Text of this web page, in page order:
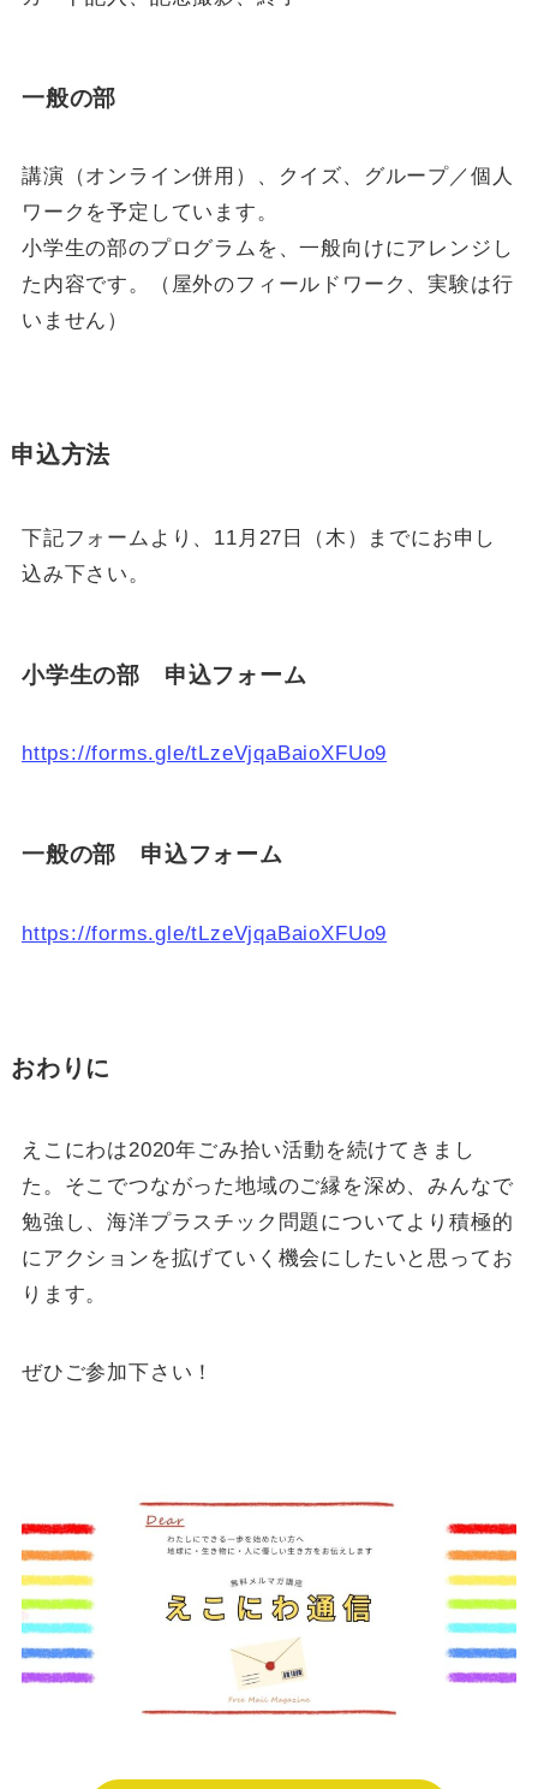
一般の部
講演（オンライン併用）、クイズ、グループ／個人
ワークを予定しています。
小学生の部のプログラムを、一般向けにアレンジし
た内容です。（屋外のフィールドワーク、実験は行
いません）
申込方法
下記フォームより、11月27日（木）までにお申し
込み下さい。
小学生の部 申込フォーム
https://forms.gle/tLzeVjqaBaioXFUo9
一般の部 申込フォーム
https://forms.gle/tLzeVjqaBaioXFUo9
おわりに
えこにわは2020年ごみ拾い活動を続けてきまし
た。そこでつながった地域のご縁を深め、みんなで
勉強し、海洋プラスチック問題についてより積極的
にアクションを拡げていく機会にしたいと思ってお
ります。
ぜひご参加下さい！